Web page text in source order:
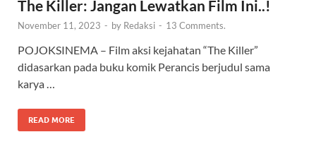
The Killer: Jangan Lewatkan Film Ini..!
November 11, 2023 - by Redaksi - 13 Comments.
POJOKSINEMA – Film aksi kejahatan “The Killer”
didasarkan pada buku komik Perancis berjudul sama
karya …
READ MORE